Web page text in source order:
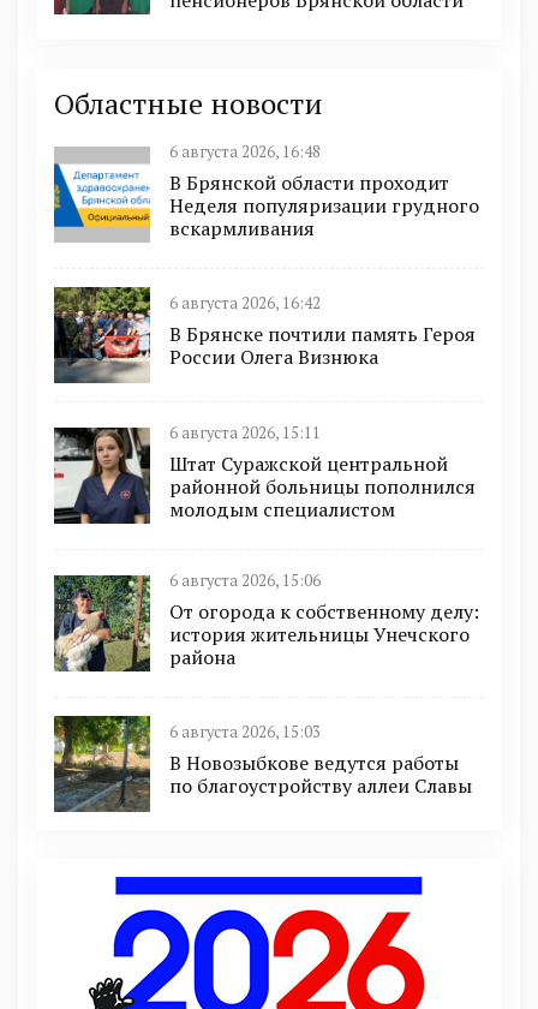
Областные новости
6 августа 2026, 16:48
В Брянской области проходит
Неделя популяризации грудного
вскармливания
6 августа 2026, 16:42
В Брянске почтили память Героя
России Олега Визнюка
6 августа 2026, 15:11
Штат Суражской центральной
районной больницы пополнился
молодым специалистом
6 августа 2026, 15:06
От огорода к собственному делу:
история жительницы Унечского
района
6 августа 2026, 15:03
В Новозыбкове ведутся работы
по благоустройству аллеи Славы